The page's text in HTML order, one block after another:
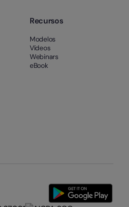
Recursos
Modelos
Vídeos
Webinars
eBook